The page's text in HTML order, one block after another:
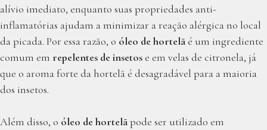
alívio imediato, enquanto suas propriedades anti-
inflamatórias ajudam a minimizar a reação alérgica no local
da picada. Por essa razão, o óleo de hortelãé um ingrediente
comum em repelentes de insetose em velas de citronela, já
que o aroma forte da hortelã é desagradável para a maioria
dos insetos.
Além disso, o óleo de hortelãpode ser utilizado em